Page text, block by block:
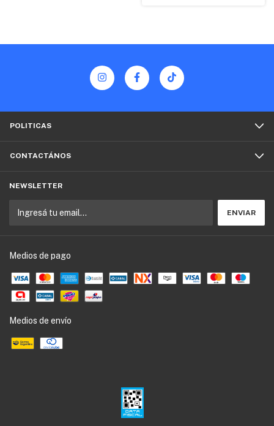
POLITICAS
CONTACTÁNOS
NEWSLETTER
Medios de pago
Medios de envío